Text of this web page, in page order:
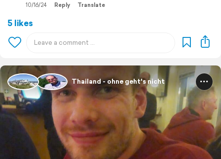
10/16/24 Reply Translate
5 likes
Thailand - ohne geht's nicht